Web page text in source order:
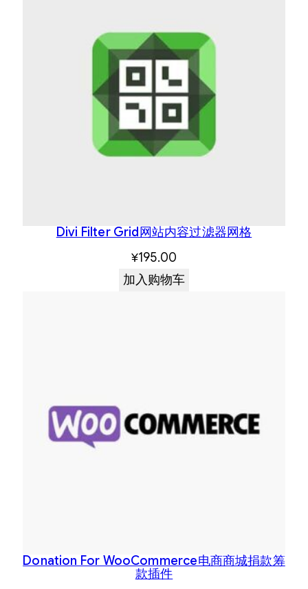
Divi Filter Grid网站内容过滤器网格
¥195.00
加入购物车
Donation For WooCommerce电商商城捐款筹
款插件